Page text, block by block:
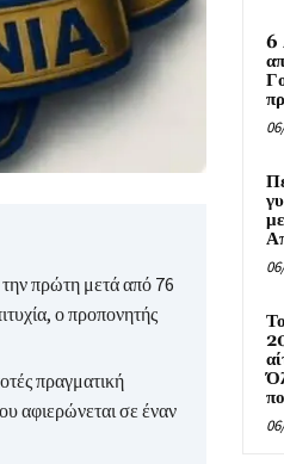
πρώτη μετά από 76
ο προπονητής
πραγματική
αφιερώνεται σε έναν
6